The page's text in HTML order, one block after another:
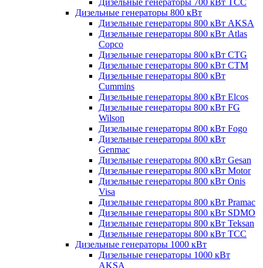
Дизельные генераторы 700 кВт ТСС
Дизельные генераторы 800 кВт
Дизельные генераторы 800 кВт AKSA
Дизельные генераторы 800 кВт Atlas
Copco
Дизельные генераторы 800 кВт CTG
Дизельные генераторы 800 кВт CTM
Дизельные генераторы 800 кВт
Cummins
Дизельные генераторы 800 кВт Elcos
Дизельные генераторы 800 кВт FG
Wilson
Дизельные генераторы 800 кВт Fogo
Дизельные генераторы 800 кВт
Genmac
Дизельные генераторы 800 кВт Gesan
Дизельные генераторы 800 кВт Motor
Дизельные генераторы 800 кВт Onis
Visa
Дизельные генераторы 800 кВт Pramac
Дизельные генераторы 800 кВт SDMO
Дизельные генераторы 800 кВт Teksan
Дизельные генераторы 800 кВт ТСС
Дизельные генераторы 1000 кВт
Дизельные генераторы 1000 кВт
AKSA